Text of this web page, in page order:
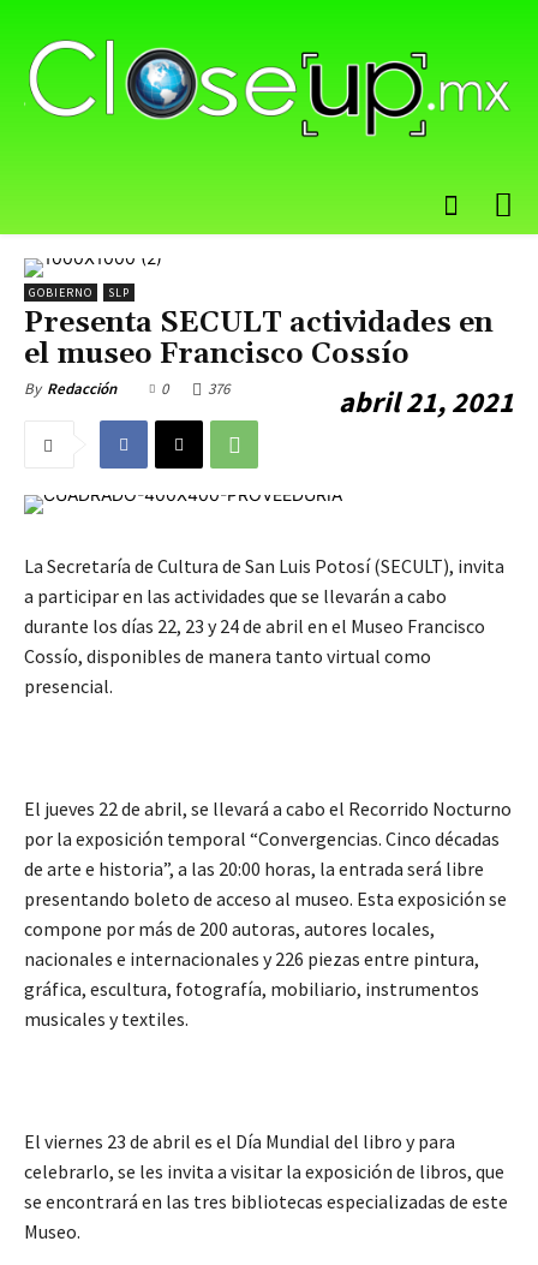
GOBIERNO SLP
Presenta SECULT actividades en
el museo Francisco Cossío
By Redacción abril 21, 2021
0 376
La Secretaría de Cultura de San Luis Potosí (SECULT), invita
a participar en las actividades que se llevarán a cabo
durante los días 22, 23 y 24 de abril en el Museo Francisco
Cossío, disponibles de manera tanto virtual como
presencial.
El jueves 22 de abril, se llevará a cabo el Recorrido Nocturno
por la exposición temporal “Convergencias. Cinco décadas
de arte e historia”, a las 20:00 horas, la entrada será libre
presentando boleto de acceso al museo. Esta exposición se
compone por más de 200 autoras, autores locales,
nacionales e internacionales y 226 piezas entre pintura,
gráfica, escultura, fotografía, mobiliario, instrumentos
musicales y textiles.
El viernes 23 de abril es el Día Mundial del libro y para
celebrarlo, se les invita a visitar la exposición de libros, que
se encontrará en las tres bibliotecas especializadas de este
Museo.